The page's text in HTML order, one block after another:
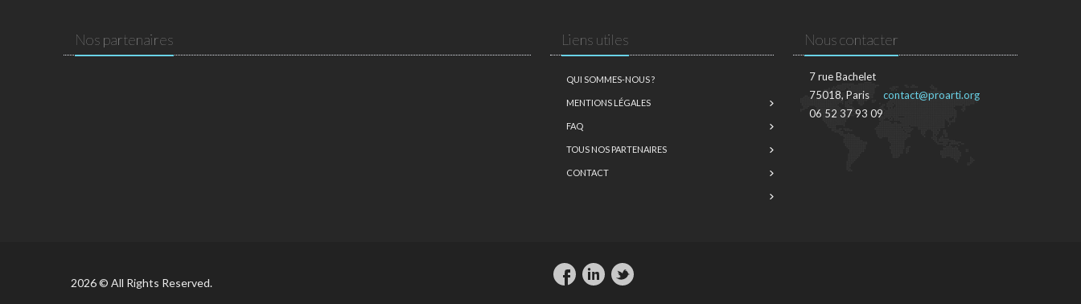
Nos partenaires Liens utiles
QUI SOMMES-NOUS ?
MENTIONS LÉGALES
FAQ
TOUS NOS PARTENAIRES
CONTACT
Nous contacter
7 rue Bachelet
75018, Paris
06 52 37 93 09
contact@proarti.org
2026 © All Rights Reserved.